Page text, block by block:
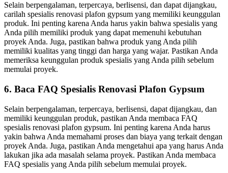
Selain berpengalaman, terpercaya, berlisensi, dan dapat dijangkau,
carilah spesialis renovasi plafon gypsum yang memiliki keunggulan
produk. Ini penting karena Anda harus yakin bahwa spesialis yang
Anda pilih memiliki produk yang dapat memenuhi kebutuhan
proyek Anda. Juga, pastikan bahwa produk yang Anda pilih
memiliki kualitas yang tinggi dan harga yang wajar. Pastikan Anda
memeriksa keunggulan produk spesialis yang Anda pilih sebelum
memulai proyek.
6. Baca FAQ Spesialis Renovasi Plafon Gypsum
Selain berpengalaman, terpercaya, berlisensi, dapat dijangkau, dan
memiliki keunggulan produk, pastikan Anda membaca FAQ
spesialis renovasi plafon gypsum. Ini penting karena Anda harus
yakin bahwa Anda memahami proses dan biaya yang terkait dengan
proyek Anda. Juga, pastikan Anda mengetahui apa yang harus Anda
lakukan jika ada masalah selama proyek. Pastikan Anda membaca
FAQ spesialis yang Anda pilih sebelum memulai proyek.